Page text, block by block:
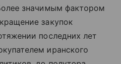
значимым фактором
закупок
последних лет
иранского